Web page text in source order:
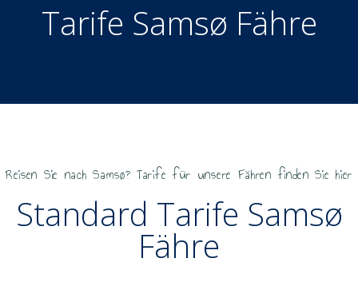
Tarife Samsø Fähre
Reisen Sie nach Samsø? Tarife für unsere Fähren finden Sie hier​
Standard Tarife Samsø
Fähre